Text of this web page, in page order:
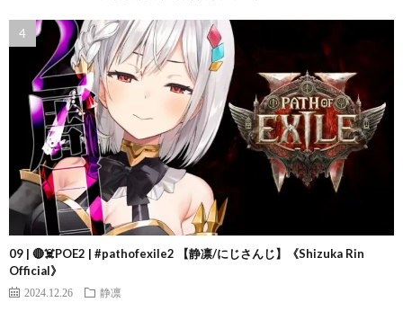
09 | 🔴☠️POE2 | #pathofexile2 【静凛/にじさんじ】《Shizuka Rin
Official》
2024.12.26 静凛